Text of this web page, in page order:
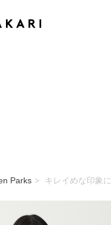
Parks キレイめな印象に